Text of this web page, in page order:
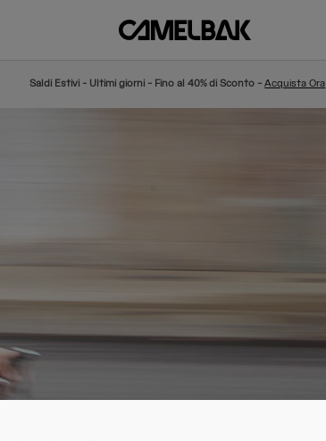
Saldi Estivi - Ultimi giorni - Fino al 40% di Sconto -Acquista Ora